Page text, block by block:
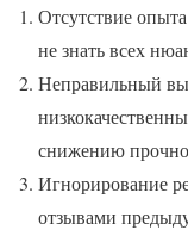
Отсутствие
не знать всех
Неправильный
снижению
Игнорирование
отзывами